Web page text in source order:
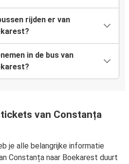
rijden er van
in de bus van
van Constanța
je alle belangrijke informatie
Constanța naar Boekarest duurt